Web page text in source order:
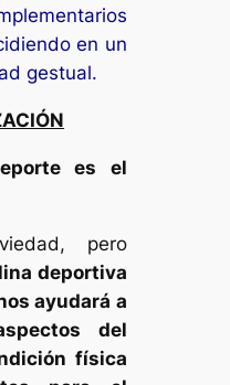
en un
gestual.
es el
pero
deportiva
ayudará a
del
física